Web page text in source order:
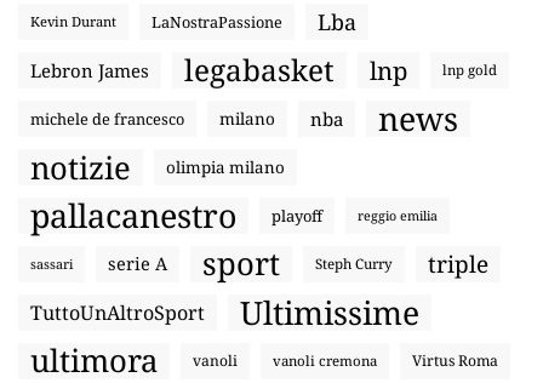
Kevin Durant LaNostraPassione Lba
Lebron James legabasket lnp lnp gold
michele de francesco milano nba news
notizie olimpia milano
pallacanestro playoff reggio emilia
sassari serie A sport Steph Curry triple
TuttoUnAltroSport Ultimissime
ultimora vanoli vanoli cremona Virtus Roma